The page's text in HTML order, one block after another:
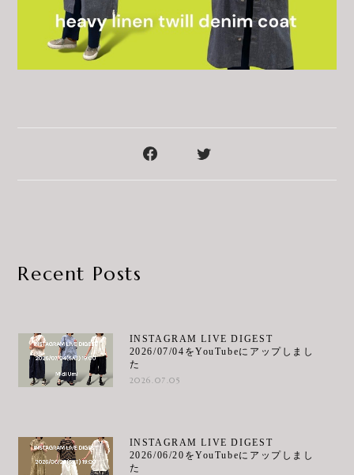
Recent Posts
INSTAGRAM LIVE DIGEST
2026/07/04をYouTubeにアップしまし
た
2026.07.05
INSTAGRAM LIVE DIGEST
2026/06/20をYouTubeにアップしまし
た